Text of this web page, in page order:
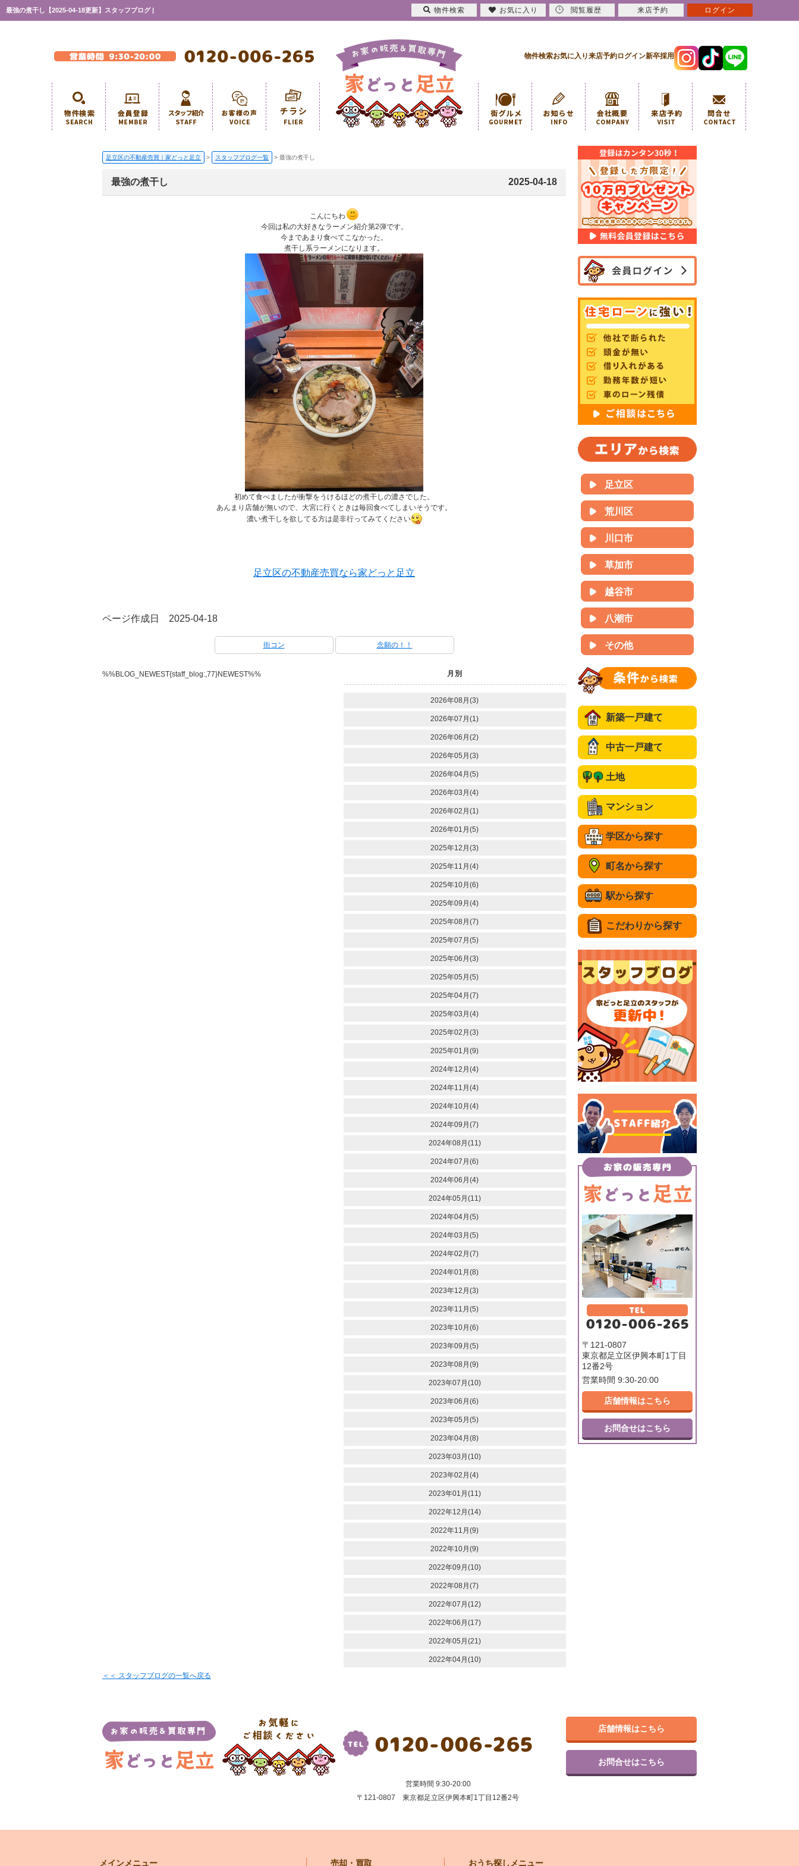
最強の煮干し【2025-04-18更新】スタッフブログ |
物件検索お気に入り来店予約ログイン新卒採用
足立区の不動産売買｜家どっと足立 > スタッフブログ一覧 > 最強の煮干し
最強の煮干し 2025-04-18
こんにちわ
今回は私の大好きなラーメン紹介第2弾です。
今まであまり食べてこなかった。
煮干し系ラーメンになります。
初めて食べましたが衝撃をうけるほどの煮干しの濃さでした。
あんまり店舗が無いので、大宮に行くときは毎回食べてしまいそうです。
濃い煮干しを欲してる方は是非行ってみてください
足立区の不動産売買なら家どっと足立
ページ作成日 2025-04-18
街コン 念願の！！
%%BLOG_NEWEST{staff_blog:,77}NEWEST%% 月別
2026年08月(3)
2026年07月(1)
2026年06月(2)
2026年05月(3)
2026年04月(5)
2026年03月(4)
2026年02月(1)
2026年01月(5)
2025年12月(3)
2025年11月(4)
2025年10月(6)
2025年09月(4)
2025年08月(7)
2025年07月(5)
2025年06月(3)
2025年05月(5)
2025年04月(7)
2025年03月(4)
2025年02月(3)
2025年01月(9)
2024年12月(4)
2024年11月(4)
2024年10月(4)
2024年09月(7)
2024年08月(11)
2024年07月(6)
2024年06月(4)
2024年05月(11)
2024年04月(5)
2024年03月(5)
2024年02月(7)
2024年01月(8)
2023年12月(3)
2023年11月(5)
2023年10月(6)
2023年09月(5)
2023年08月(9)
2023年07月(10)
2023年06月(6)
2023年05月(5)
2023年04月(8)
2023年03月(10)
2023年02月(4)
2023年01月(11)
2022年12月(14)
2022年11月(9)
2022年10月(9)
2022年09月(10)
2022年08月(7)
2022年07月(12)
2022年06月(17)
2022年05月(21)
2022年04月(10)
＜＜ スタッフブログの一覧へ戻る
足立区
荒川区
川口市
草加市
越谷市
八潮市
その他
新築一戸建て
中古一戸建て
土地
マンション
学区から探す
町名から探す
駅から探す
こだわりから探す
〒121-0807
東京都足立区伊興本町1丁目
12番2号
営業時間 9:30-20:00
店舗情報はこちら
お問合せはこちら
営業時間 9:30-20:00
〒121-0807 東京都足立区伊興本町1丁目12番2号
店舗情報はこちら
お問合せはこちら
メインメニュー 売却・買取 おうち探しメニュー
物件検索 お気に入り 閲覧履歴 来店予約 ログイン